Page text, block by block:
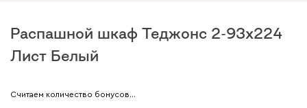
Распашной шкаф Теджонс 2-93x224
Лист Белый
Считаем количество бонусов…